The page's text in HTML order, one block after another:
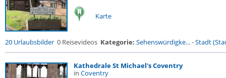
Karte
20 Urlaubsbilder 0 Reisevideos Kategorie: Sehenswürdigke...-Stadt
Kathedrale St Michael's Coventry
in Coventry